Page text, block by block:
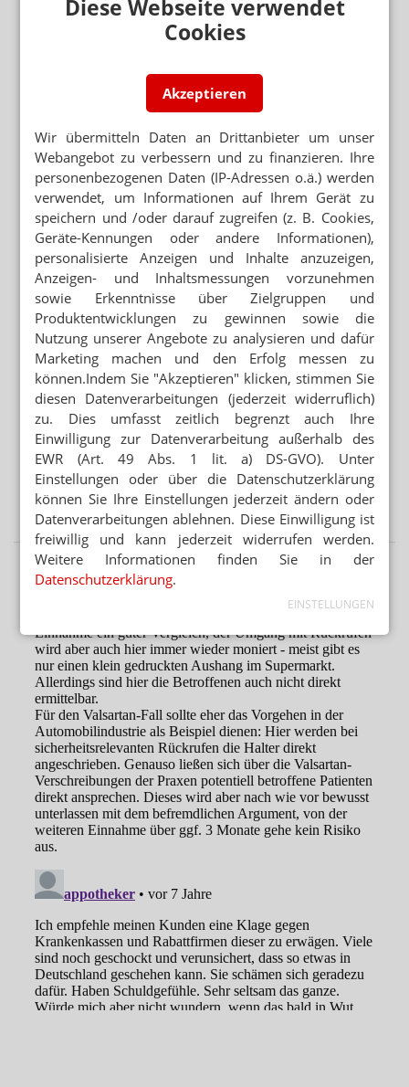
Diese Webseite verwendet
Cookies
Akzeptieren
Wir übermitteln Daten an Drittanbieter um unser
Webangebot zu verbessern und zu finanzieren. Ihre
personenbezogenen Daten (IP-Adressen o.ä.) werden
verwendet, um Informationen auf Ihrem Gerät zu
speichern und /oder darauf zugreifen (z. B. Cookies,
Geräte-Kennungen oder andere Informationen),
personalisierte Anzeigen und Inhalte anzuzeigen,
Anzeigen- und Inhaltsmessungen vorzunehmen
sowie Erkenntnisse über Zielgruppen und
Produktentwicklungen zu gewinnen sowie die
Nutzung unserer Angebote zu analysieren und dafür
Marketing machen und den Erfolg messen zu
können.Indem Sie "Akzeptieren" klicken, stimmen Sie
diesen Datenverarbeitungen (jederzeit widerruflich)
zu. Dies umfasst zeitlich begrenzt auch Ihre
Einwilligung zur Datenverarbeitung außerhalb des
EWR (Art. 49 Abs. 1 lit. a) DS-GVO). Unter
Einstellungen oder über die Datenschutzerklärung
können Sie Ihre Einstellungen jederzeit ändern oder
Datenverarbeitungen ablehnen. Diese Einwilligung ist
freiwillig und kann jederzeit widerrufen werden.
Weitere Informationen finden Sie in der
Datenschutzerklärung.
EINSTELLUNGEN
VERUNREINIGUNG
Valsartan: Rückrufe und offene Fragen
Mehr zum Thema
PRAKTIKUM STARTET
PTA-Schule feiert Abschluss mit Grillparty
ABSCHLUSS MIT BESTNOTE
Top-PKA bereichert Apotheke
BEHÖRDE ANTWORTET NICHT
Immer noch keine Approbation: Apothekerin in Geldnot
Mehr aus Ressort
STIKO- UND PEI-INFORMATIONEN
Impfstoffe: Lieferengpässe und Alternativen
NEUE ANTIKÖRPERTHERAPIEN
BioCopy: KI jagt versteckte Tumorantigene
STUDIEN STARTEN
Ebola: Medikamente und Impfstoffe im Test